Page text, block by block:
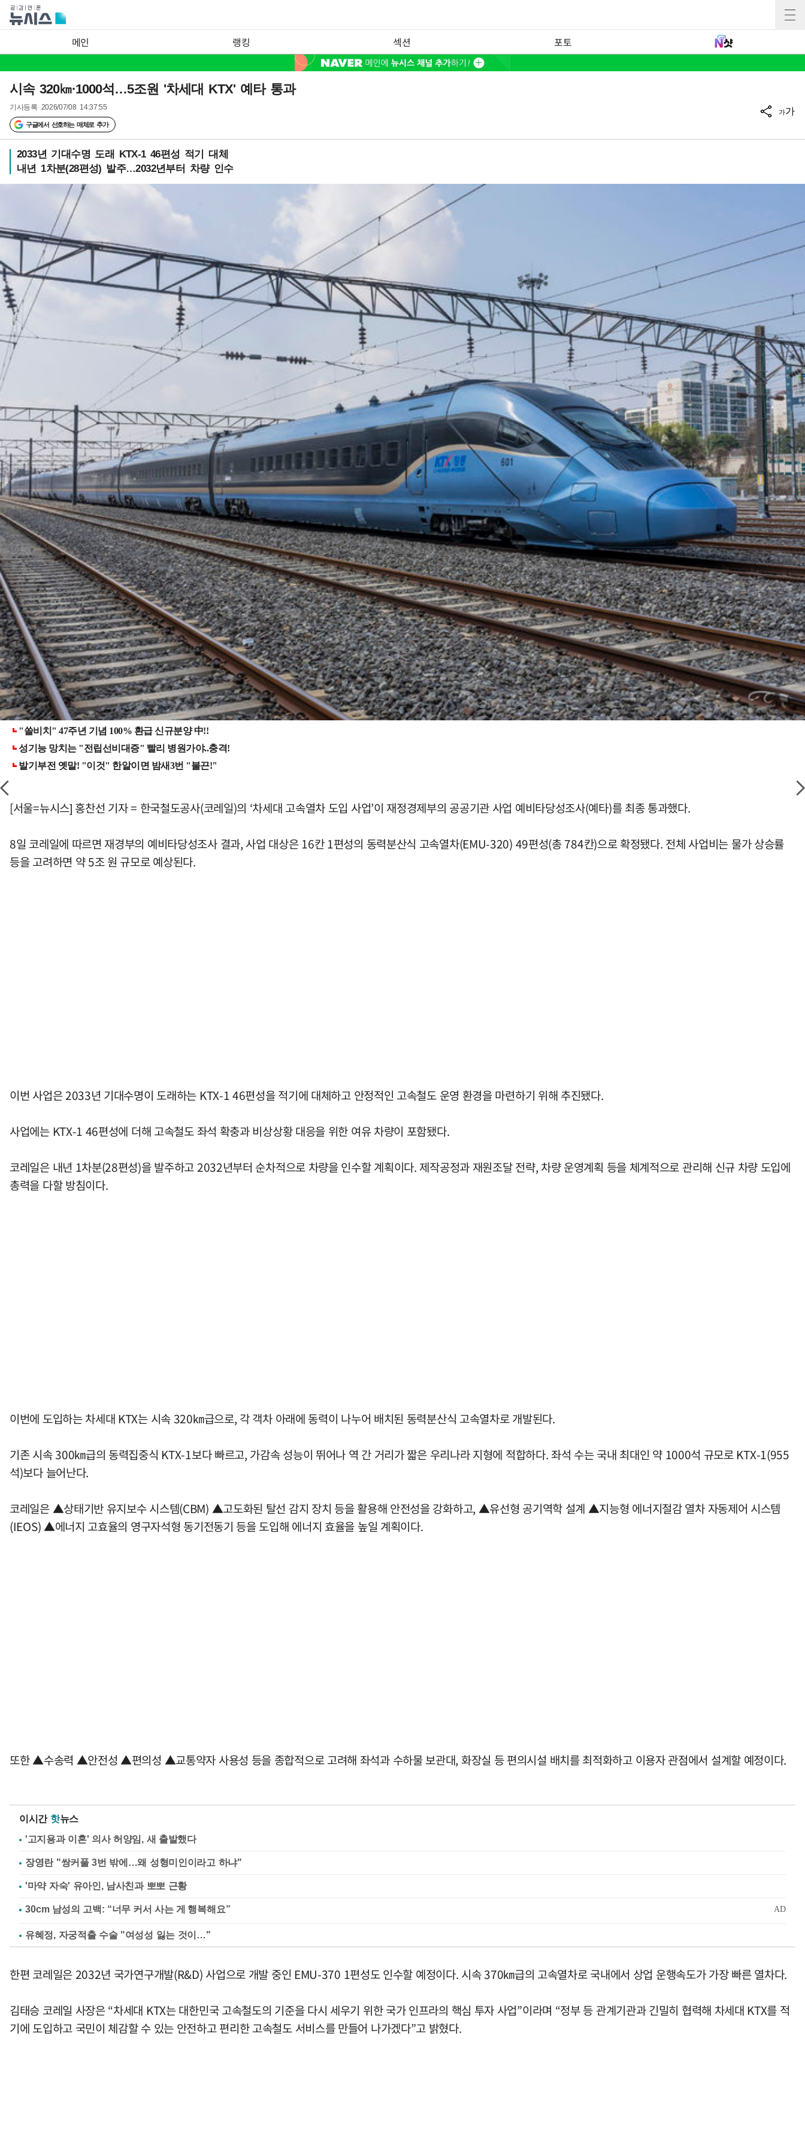
메인 랭킹 섹션 포토
시속 320㎞·1000석…5조원 '차세대 KTX' 예타 통과
기사등록 2026/07/08 14:37:55
구글에서 선호하는 매체로 추가
가가
2033년 기대수명 도래 KTX-1 46편성 적기 대체
내년 1차분(28편성) 발주…2032년부터 차량 인수
[서울=뉴시스] 홍찬선 기자 = 한국철도공사(코레일)의 ‘차세대 고속열차 도입 사업’이 재정경제부의 공공기관 사업 예비타당성조사(예타)를 최종 통과했다.
8일 코레일에 따르면 재경부의 예비타당성조사 결과, 사업 대상은 16칸 1편성의 동력분산식 고속열차(EMU-320) 49편성(총 784칸)으로 확정됐다. 전체 사업비는 물가 상승률
등을 고려하면 약 5조 원 규모로 예상된다.
이번 사업은 2033년 기대수명이 도래하는 KTX-1 46편성을 적기에 대체하고 안정적인 고속철도 운영 환경을 마련하기 위해 추진됐다.
사업에는 KTX-1 46편성에 더해 고속철도 좌석 확충과 비상상황 대응을 위한 여유 차량이 포함됐다.
코레일은 내년 1차분(28편성)을 발주하고 2032년부터 순차적으로 차량을 인수할 계획이다. 제작공정과 재원조달 전략, 차량 운영계획 등을 체계적으로 관리해 신규 차량 도입에
총력을 다할 방침이다.
이번에 도입하는 차세대 KTX는 시속 320㎞급으로, 각 객차 아래에 동력이 나누어 배치된 동력분산식 고속열차로 개발된다.
기존 시속 300㎞급의 동력집중식 KTX-1보다 빠르고, 가감속 성능이 뛰어나 역 간 거리가 짧은 우리나라 지형에 적합하다. 좌석 수는 국내 최대인 약 1000석 규모로 KTX-1(955
석)보다 늘어난다.
코레일은 ▲상태기반 유지보수 시스템(CBM) ▲고도화된 탈선 감지 장치 등을 활용해 안전성을 강화하고, ▲유선형 공기역학 설계 ▲지능형 에너지절감 열차 자동제어 시스템
(IEOS) ▲에너지 고효율의 영구자석형 동기전동기 등을 도입해 에너지 효율을 높일 계획이다.
또한 ▲수송력 ▲안전성 ▲편의성 ▲교통약자 사용성 등을 종합적으로 고려해 좌석과 수하물 보관대, 화장실 등 편의시설 배치를 최적화하고 이용자 관점에서 설계할 예정이다.
이시간 핫뉴스
'고지용과 이혼' 의사 허양임, 새 출발했다
장영란 "쌍커풀 3번 밖에…왜 성형미인이라고 하냐"
'마약 자숙' 유아인, 남사친과 뽀뽀 근황
유혜정, 자궁적출 수술 "여성성 잃는 것이…"
한편 코레일은 2032년 국가연구개발(R&D) 사업으로 개발 중인 EMU-370 1편성도 인수할 예정이다. 시속 370㎞급의 고속열차로 국내에서 상업 운행속도가 가장 빠른 열차다.
김태승 코레일 사장은 “차세대 KTX는 대한민국 고속철도의 기준을 다시 세우기 위한 국가 인프라의 핵심 투자 사업”이라며 “정부 등 관계기관과 긴밀히 협력해 차세대 KTX를 적
기에 도입하고 국민이 체감할 수 있는 안전하고 편리한 고속철도 서비스를 만들어 나가겠다”고 밝혔다.